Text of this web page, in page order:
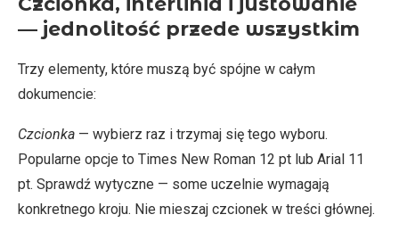
— jednolitość przede wszystkim
Trzy elementy, które muszą być spójne w całym
dokumencie:
Czcionka — wybierz raz i trzymaj się tego wyboru.
Popularne opcje to Times New Roman 12 pt lub Arial 11
pt. Sprawdź wytyczne — some uczelnie wymagają
konkretnego kroju. Nie mieszaj czcionek w treści głównej.